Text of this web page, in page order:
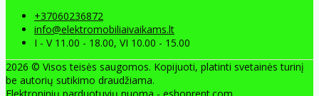
+37060236872
info@elektromobiliaivaikams.lt
I - V 11.00 - 18.00, VI 10.00 - 15.00
2026 © Visos teisės saugomos. Kopijuoti, platinti svetainės turinį
be autorių sutikimo draudžiama.